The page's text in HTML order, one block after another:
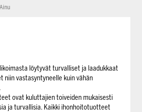
Ainu
löytyvät turvalliset ja laadukkaat
niin vastasyntyneelle kuin vähän
ovat kuluttajien toiveiden mukaisesti
ja turvallisia. Kaikki ihonhoitotuotteet